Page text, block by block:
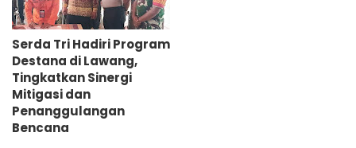
Serda Tri Hadiri Program
Destana di Lawang,
Tingkatkan Sinergi
Mitigasi dan
Penanggulangan
Bencana